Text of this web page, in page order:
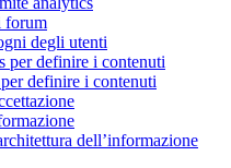
forum
degli utenti
per definire i contenuti
definire i contenuti
dell’informazione